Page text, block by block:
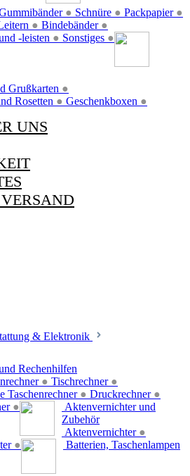
● Schnüre ● Packpapier ●
● Bindebänder ●
-leisten ● Sonstiges ●
Grußkarten ●
Rosetten ● Geschenkboxen ●
UNS
& Elektronik
Rechenhilfen
● Tischrechner ●
Taschenrechner ● Druckrechner ●
●
Aktenvernichter und
Zubehör
Aktenvernichter ●
● Batterien, Taschenlampen